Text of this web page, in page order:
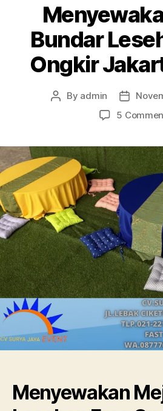
Bundar
Ongkir
Post
By admin
Post
date
5
Menyewakan